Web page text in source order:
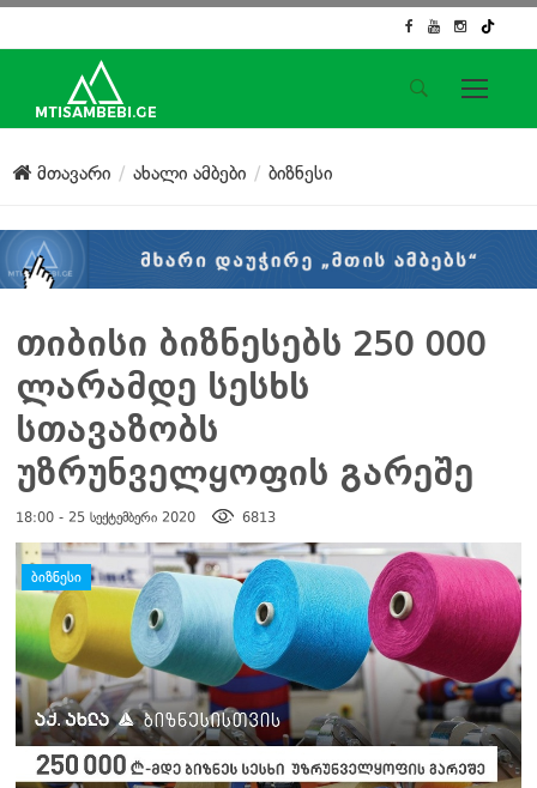
საიტის მენიუ
მთავარი
ქართული საქმე
კონტაქტი
სოციალური ქსელები
მთავარი ახალი ამბები ბიზნესი
თიბისი ბიზნესებს 250 000
ლარამდე სესხს
სთავაზობს
უზრუნველყოფის გარეშე
18:00 - 25 სექტემბერი 2020 6813
დატოვე კომენტარი
ᲑᲘᲖᲜᲔᲡᲘ